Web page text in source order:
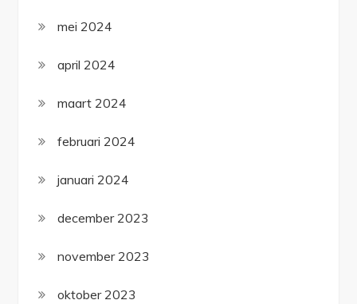
mei 2024
april 2024
maart 2024
februari 2024
januari 2024
december 2023
november 2023
oktober 2023